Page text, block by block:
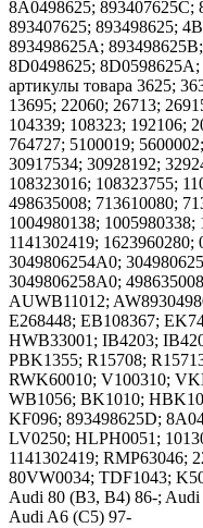
8A0498625; 893407625C;
893407625; 893498625;
893498625A;
8D0498625;
артикулы товара 3625;
13695; 22060; 26713;
104339; 108323; 192106;
764727; 5100019;
30917534; 30928192;
108323016; 108323755;
498635008; 713610080;
1004980138; 1005980338;
1141302419;
3049806254A0;
3049806258A0;
AUWB11012;
E268448; EB108367;
HWB33001; IB4203;
PBK1355; R15708;
RWK60010; V100310;
WB1056; BK1010;
KF096; 893498625D;
LV0250; HLPH0051;
1141302419; RMP63046;
80VW0034; TDF1043;
Audi 80 (B3, B4) 86-;
Audi A6 (C5) 97-